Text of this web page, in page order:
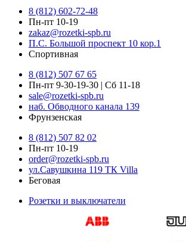
8 (812) 602-72-48
Пн-пт 10-19
zakaz@rozetki-spb.ru
П.С. Большой проспект 10 кор.1
Спортивная
8 (812) 507 67 65
Пн-пт 9-30-19-30 | Сб 11-18
sale@rozetki-spb.ru
наб. Обводного канала 139
Фрунзенская
8 (812) 507 82 02
Пн-пт 10-19
order@rozetki-spb.ru
ул.Савушкина 119 ТК Villa
Беговая
Розетки и выключатели